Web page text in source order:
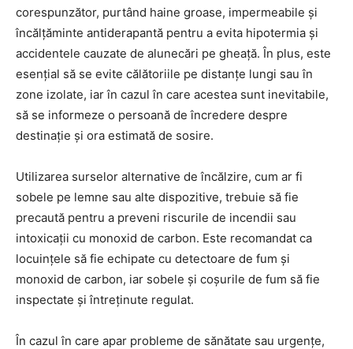
corespunzător, purtând haine groase, impermeabile și
încălțăminte antiderapantă pentru a evita hipotermia și
accidentele cauzate de alunecări pe gheață. În plus, este
esențial să se evite călătoriile pe distanțe lungi sau în
zone izolate, iar în cazul în care acestea sunt inevitabile,
să se informeze o persoană de încredere despre
destinație și ora estimată de sosire.
Utilizarea surselor alternative de încălzire, cum ar fi
sobele pe lemne sau alte dispozitive, trebuie să fie
precaută pentru a preveni riscurile de incendii sau
intoxicații cu monoxid de carbon. Este recomandat ca
locuințele să fie echipate cu detectoare de fum și
monoxid de carbon, iar sobele și coșurile de fum să fie
inspectate și întreținute regulat.
În cazul în care apar probleme de sănătate sau urgențe,